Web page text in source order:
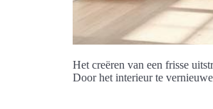
Het creëren van een frisse
Door het interieur te